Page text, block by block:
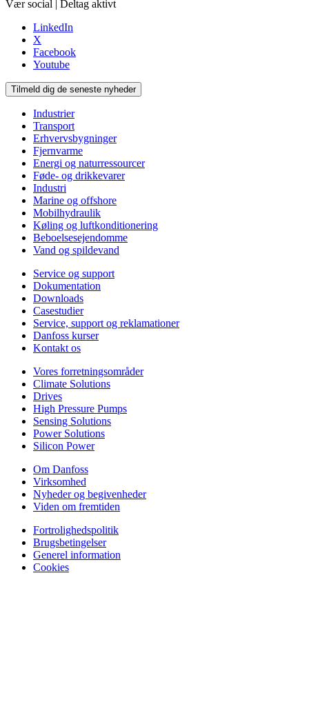
Vær social | Deltag aktivt
LinkedIn
X
Facebook
Youtube
Tilmeld dig de seneste nyheder
Industrier
Transport
Erhvervsbygninger
Fjernvarme
Energi og naturressourcer
Føde- og drikkevarer
Industri
Marine og offshore
Mobilhydraulik
Køling og luftkonditionering
Beboelsesejendomme
Vand og spildevand
Service og support
Dokumentation
Downloads
Casestudier
Service, support og reklamationer
Danfoss kurser
Kontakt os
Vores forretningsområder
Climate Solutions
Drives
High Pressure Pumps
Sensing Solutions
Power Solutions
Silicon Power
Om Danfoss
Virksomhed
Nyheder og begivenheder
Viden om fremtiden
Fortrolighedspolitik
Brugsbetingelser
Generel information
Cookies